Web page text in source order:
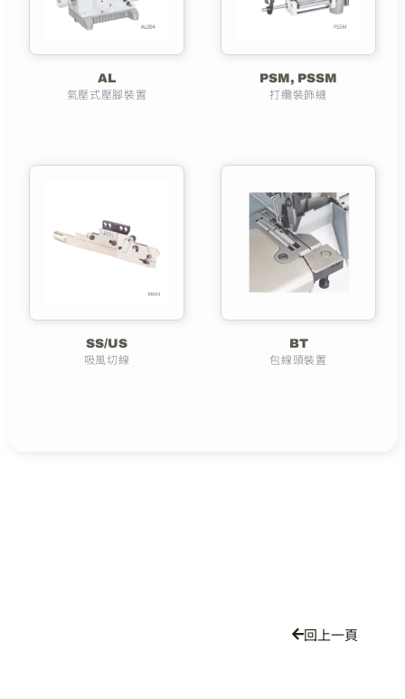
AL
氣壓式壓腳裝置
PSM, PSSM
打纜裝飾縫
SS/US
吸風切線
BT
包線頭裝置
回上一頁